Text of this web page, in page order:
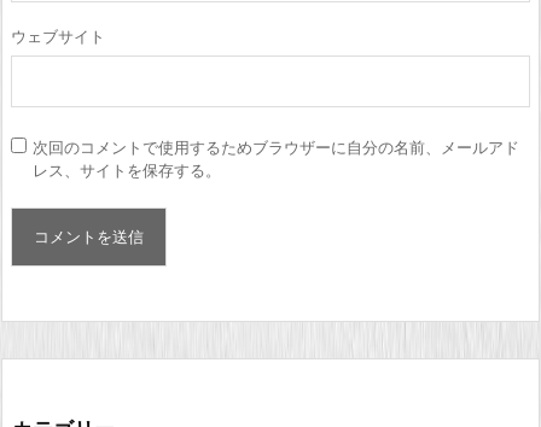
ウェブサイト
次回のコメントで使用するためブラウザーに自分の名前、メールアド
レス、サイトを保存する。